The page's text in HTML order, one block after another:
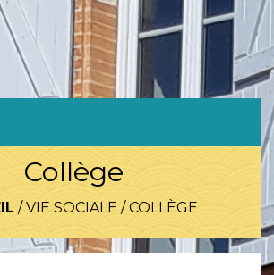
Collège
/VIE SOCIALE /COLLÈGE